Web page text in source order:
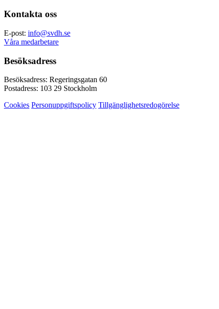
Kontakta oss
E-post: info@svdh.se
Våra medarbetare
Besöksadress
Besöksadress: Regeringsgatan 60
Postadress: 103 29 Stockholm
Cookies Personuppgiftspolicy Tillgänglighetsredogörelse